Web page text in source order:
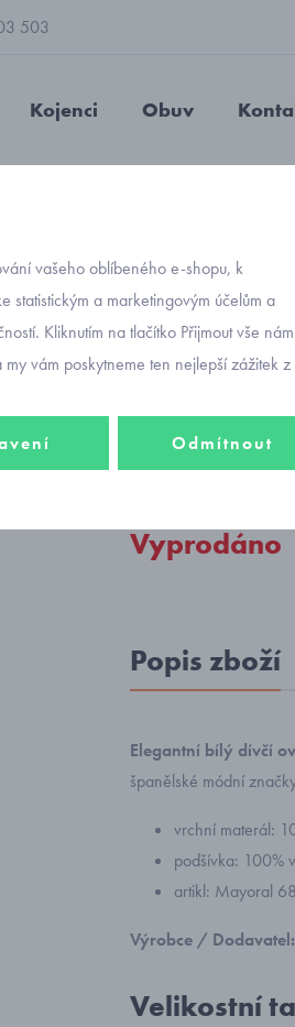
503
Kojenci Obuv
Objednávací kód:
overal
170 bílý
898 Kč
629 Kč
Vyprodáno
Popis zboží
Elegantní bílý dívčí
španělské módní
vrchní materál:
podšívka: 100%
artikl: Mayoral
Výrobce / Dodavatel:
Velikostní
vašeho oblíbeného e-shopu, k
statistickým a marketingovým účelům a
Kliknutím na tlačítko Přijmout vše nám
vám poskytneme ten nejlepší zážitek z
Odmítnout